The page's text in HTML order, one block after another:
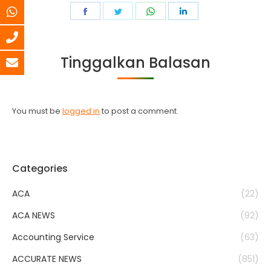
Share
Share
Share
Tinggalkan Balasan
You must be logged in to post a comment.
Categories
ACA
(22)
ACA NEWS
(92)
Accounting Service
(63)
ACCURATE NEWS
(851)